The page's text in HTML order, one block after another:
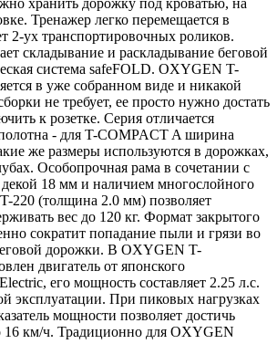
хранить дорожку под кроватью, на
Тренажер легко перемещается в
2-ух транспортировочных роликов.
складывание и раскладывание беговой
система safeFOLD. OXYGEN T-
в уже собранном виде и никакой
не требует, ее просто нужно достать
к розетке. Серия отличается
- для T-COMPACT A ширина
же размеры используются в дорожках,
Особопрочная рама в сочетании с
18 мм и наличием многослойного
220 (толщина 2.0 мм) позволяет
вес до 120 кг. Формат закрытого
сократит попадание пыли и грязи во
дорожки. В OXYGEN T-
двигатель от японского
его мощность составляет 2.25 л.с.
эксплуатации. При пиковых нагрузках
мощности позволяет достичь
16 км/ч. Традиционно для OXYGEN